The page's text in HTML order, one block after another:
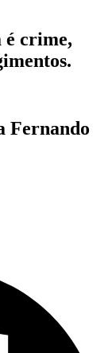
é crime,
Fernando